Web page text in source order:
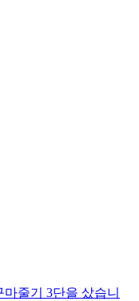
줄기 3단을 샀습니